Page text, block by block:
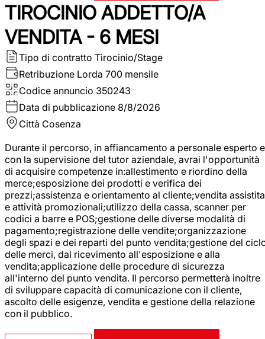
TIROCINIO ADDETTO/A
VENDITA - 6 MESI
Tipo di contratto Tirocinio/Stage
Retribuzione Lorda 700 mensile
Codice annuncio 350243
Data di pubblicazione 8/8/2026
Città Cosenza
Durante il percorso, in affiancamento a personale esperto e
con la supervisione del tutor aziendale, avrai l'opportunità
di acquisire competenze in:allestimento e riordino della
merce;esposizione dei prodotti e verifica dei
prezzi;assistenza e orientamento al cliente;vendita assistita
e attività promozionali;utilizzo della cassa, scanner per
codici a barre e POS;gestione delle diverse modalità di
pagamento;registrazione delle vendite;organizzazione
degli spazi e dei reparti del punto vendita;gestione del
delle merci, dal ricevimento all'esposizione e alla
vendita;applicazione delle procedure di sicurezza
all'interno del punto vendita. Il percorso permetterà inoltre
di sviluppare capacità di comunicazione con il cliente,
ascolto delle esigenze, vendita e gestione della relazione
con il pubblico.